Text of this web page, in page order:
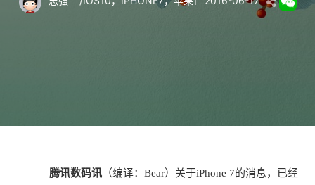
腾讯数码讯 （编译：Bear）关于iPhone 7的消息，已经